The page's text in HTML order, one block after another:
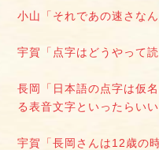
小山「それであの速さなん
宇賀「点字はどうやって
長岡「日本語の点字は仮
る表音文字といったらい
宇賀「長岡さんは12歳の